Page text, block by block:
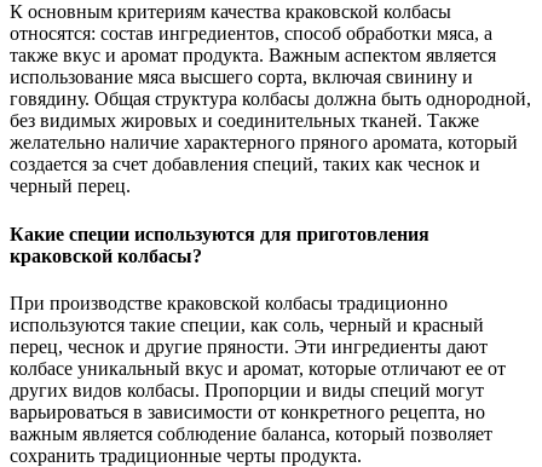
К основным критериям качества краковской колбасы
относятся: состав ингредиентов, способ обработки мяса, а
также вкус и аромат продукта. Важным аспектом является
использование мяса высшего сорта, включая свинину и
говядину. Общая структура колбасы должна быть однородной,
без видимых жировых и соединительных тканей. Также
желательно наличие характерного пряного аромата, который
создается за счет добавления специй, таких как чеснок и
черный перец.
Какие специи используются для приготовления
краковской колбасы?
При производстве краковской колбасы традиционно
используются такие специи, как соль, черный и красный
перец, чеснок и другие пряности. Эти ингредиенты дают
колбасе уникальный вкус и аромат, которые отличают ее от
других видов колбасы. Пропорции и виды специй могут
варьироваться в зависимости от конкретного рецепта, но
важным является соблюдение баланса, который позволяет
сохранить традиционные черты продукта.